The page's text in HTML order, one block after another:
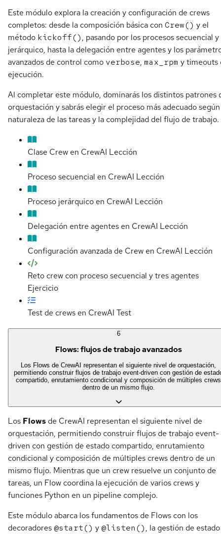
Este módulo explora la creación y configuración de crews
completos: desde la composición básica con Crew() y el
método kickoff(), pasando por los procesos secuencial y
jerárquico, hasta la delegación entre agentes y los
avanzados de control como verbose, max_rpm y timeouts
ejecución.
Al completar este módulo, dominarás los distintos patrones
orquestación y sabrás elegir el proceso más adecuado
naturaleza de las tareas y la complejidad del flujo de trabajo.
Clase Crew en CrewAI Lección
Proceso secuencial en CrewAI Lección
Proceso jerárquico en CrewAI Lección
Delegación entre agentes en CrewAI Lección
Configuración avanzada de Crew en CrewAI Lección
Reto crew con proceso secuencial y tres agentes
Ejercicio
Test de crews en CrewAI Test
6
Flows: flujos de trabajo avanzados
Los Flows de CrewAI representan el siguiente nivel de orquestación,
permitiendo construir flujos de trabajo event-driven con gestión de
compartido, enrutamiento condicional y composición de múltiples crews
dentro de un mismo flujo.
Los Flows de CrewAI representan el siguiente nivel de
orquestación, permitiendo construir flujos de trabajo event-
driven con gestión de estado compartido, enrutamiento
condicional y composición de múltiples crews dentro de un
mismo flujo. Mientras que un crew resuelve un conjunto de
tareas, un Flow coordina la ejecución de varios crews y
funciones Python en un pipeline complejo.
Este módulo abarca los fundamentos de Flows con los
decoradores@start() y@listen(), la gestión de estado